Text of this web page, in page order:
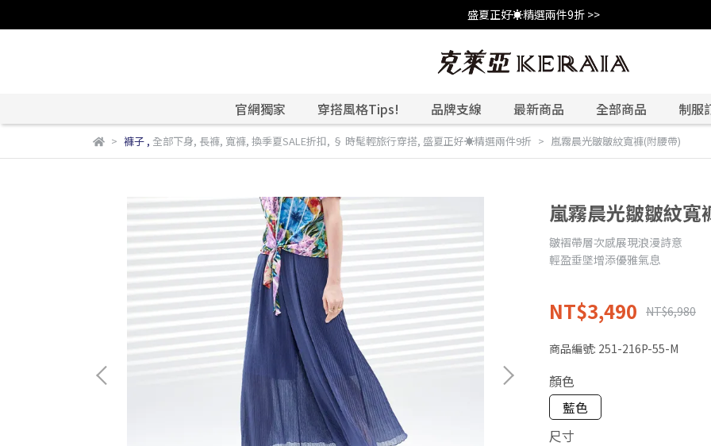
盛夏正好☀️精選兩件9折 >>
官網獨家 穿搭風格Tips! 品牌支線 最新商品 全部商品 制服
褲子, 全部下身, 長褲, 寬褲, 換季夏SALE折扣, § 時髦輕旅行穿搭, 盛夏正好☀️精選兩件9折 嵐霧晨光皺皺紋寬褲(附腰帶)
嵐霧晨光皺皺紋寬
皺褶帶層次感展現浪漫詩意
輕盈垂墜增添優雅氣息
NT$3,490 NT$6,980
商品編號: 251-216P-55-M
顏色
藍色
尺寸